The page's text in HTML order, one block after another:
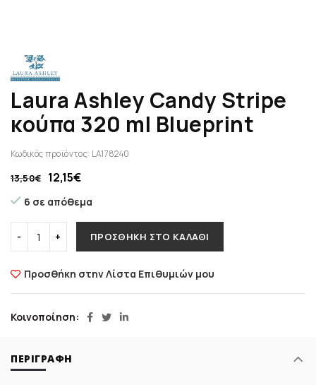
Laura Ashley Candy Stripe
κούπα 320 ml Blueprint
Κωδικός προϊόντος: LA178240
13,50€ 12,15€
6 σε απόθεμα
ΠΡΟΣΘΉΚΗ ΣΤΟ ΚΑΛΆΘΙ
Προσθήκη στην Λίστα Επιθυμιών μου
Κοινοποίηση
ΠΕΡΙΓΡΑΦΉ